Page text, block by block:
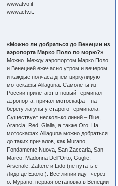
wwwatvo.it
wwwactv.it.
---------------------------------------------------
---------------------------------------------------
--------------------------------------
«Можно ли добраться до Венеции из
аэропорта Марко Поло по морю?»
Можно. Между аэропортом Марко Поло
и Венецией ежечасно утром и вечером
и каждые полчаса днем циркулируют
мотоскафы Alilaguna. Самолеты из
России прилетают в новый терминал
аэропорта, причал мотоскафа – на
берегу лагуны у старого терминала.
Существует несколько линий – Blue,
Arancia, Red, Gialla, а также Oro. На
мотоскафах Alilaguna можно добраться
до таких причалов, как Murano,
Fondamente Nuova, San Zaccaria, San-
Marco, Madonna Dell'Orto, Guglie,
Arsenale, Zattere и Lido (не путать с
Лидо де Езоло!). Все линии идут через
о. Мурано, первая остановка в Венеции